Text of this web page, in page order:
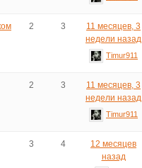
2 3
11 месяцев, 3
недели назад
Timur911
2 3
11 месяцев, 3
недели назад
Timur911
3 4
12 месяцев
назад